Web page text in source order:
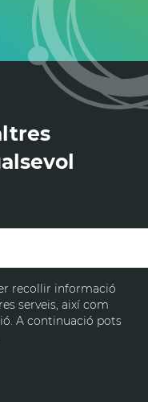
recollir informació
serveis, així com
A continuació pots